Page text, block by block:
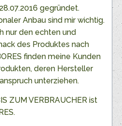
teilen teilen
gegründet.
Anbau sind mir wichtig.
nur den echten und
des Produktes nach
finden meine Kunden
deren Hersteller
unterziehen.
ZUM VERBRAUCHER ist